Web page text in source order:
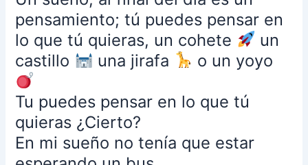
pensamiento; tú puedes pensar en
lo que tú quieras, un cohete
un
castillo
una jirafa o un yoyo
Tu puedes pensar en lo que tú
quieras ¿Cierto?
En mi sueño no tenía que estar
fallecemos,
no
“purificarnos”
no
“dejamos
atrás
el
sufrimiento”,